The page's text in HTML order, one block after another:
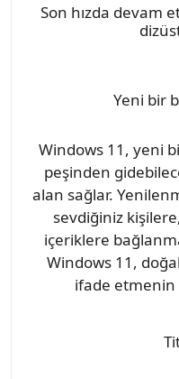
Son hızda devam
Yeni bir
Windows 11, yeni
peşinden
alan sağlar.
sevdiğiniz
içeriklere
Windows 11,
ifade